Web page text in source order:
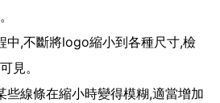
中,不斷將logo縮小到各種尺寸,檢
見。
些線條在縮小時變得模糊,適當增加